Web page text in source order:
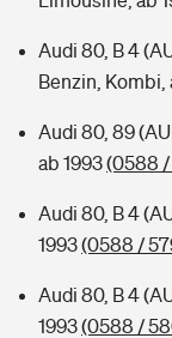
Audi 80, B 4
Benzin, Kombi,
Audi 80, 89
ab 1993(0588 /
Audi 80, B 4
1993(0588 /
Audi 80, B 4
1993(0588 /